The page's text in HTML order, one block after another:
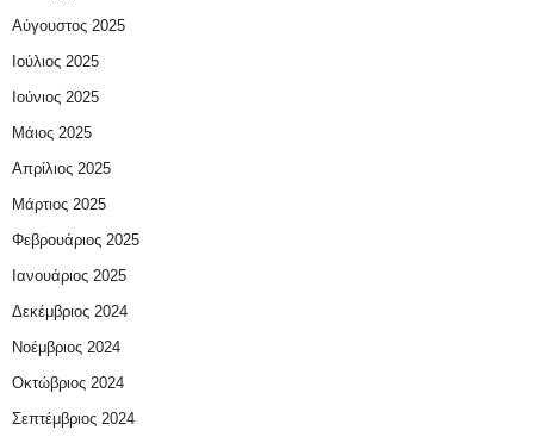
Αύγουστος 2025
Ιούλιος 2025
Ιούνιος 2025
Μάιος 2025
Απρίλιος 2025
Μάρτιος 2025
Φεβρουάριος 2025
Ιανουάριος 2025
Δεκέμβριος 2024
Νοέμβριος 2024
Οκτώβριος 2024
Σεπτέμβριος 2024